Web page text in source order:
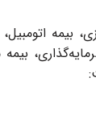
اتومبیل،